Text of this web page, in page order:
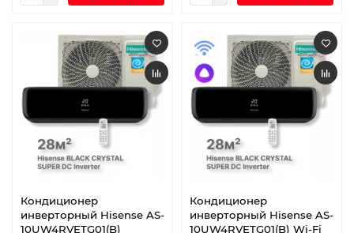
Кондиционер
инверторный Hisense AS-
10UW4RVETG01(B)
Кондиционер
инверторный Hisense AS-
10UW4RVETG01(B) Wi-Fi